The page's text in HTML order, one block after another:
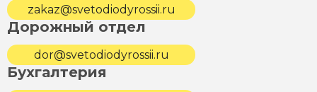
zakaz@svetodiodyrossii.ru
Дорожный отдел
dor@svetodiodyrossii.ru
Бухгалтерия